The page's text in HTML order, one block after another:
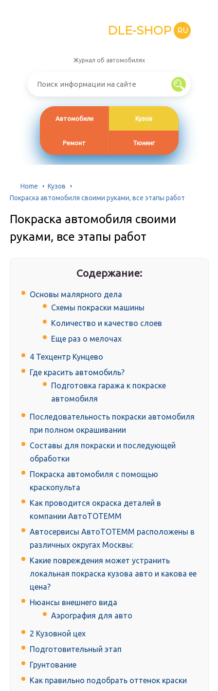
DLE-SHOP RU
Журнал об автомобилях
Автомобили Кузов
Ремонт Тюнинг
Home
Кузов
Покраска автомобиля своими руками, все этапы работ
Покраска автомобиля своими
руками, все этапы работ
Содержание:
Основы малярного дела
Схемы покраски машины
Количество и качество слоев
Еще раз о мелочах
4 Техцентр Кунцево
Где красить автомобиль?
Подготовка гаража к покраске
автомобиля
Последовательность покраски автомобиля
при полном окрашивании
Составы для покраски и последующей
обработки
Покраска автомобиля с помощью
краскопульта
Как проводится окраска деталей в
компании АвтоТОТЕММ
Автосервисы АвтоТОТЕММ расположены в
различных округах Москвы:
Какие повреждения может устранить
локальная покраска кузова авто и какова ее
цена?
Нюансы внешнего вида
Аэрография для авто
2 Кузовной цех
Подготовительный этап
Грунтование
Как правильно подобрать оттенок краски